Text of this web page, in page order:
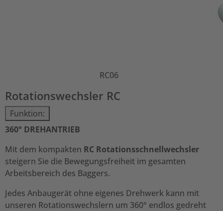
RC06
Rotationswechsler RC
Funktion:
360° DREHANTRIEB
Mit dem kompakten RC Rotationsschnellwechsler
steigern Sie die Bewegungsfreiheit im gesamten
Arbeitsbereich des Baggers.
Jedes Anbaugerät ohne eigenes Drehwerk kann mit
unseren Rotationswechslern um 360° endlos gedreht